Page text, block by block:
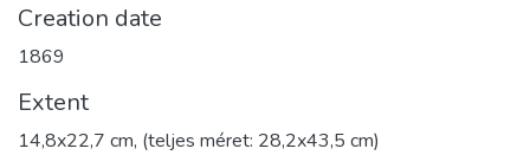
Creation date
1869
Extent
14,8x22,7 cm, (teljes méret: 28,2x43,5 cm)